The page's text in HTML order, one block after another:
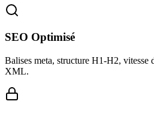
SEO Optimisé
Balises meta, structure H1-H2, vitesse
XML.